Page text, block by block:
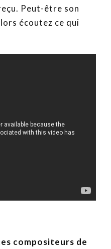
Peut-être son
écoutez ce qui
compositeurs de